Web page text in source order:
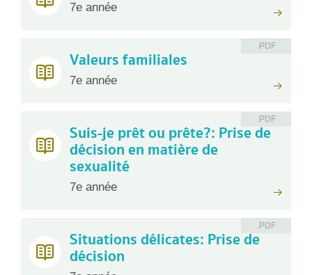
7e année
.PDF
Valeurs familiales
7e année
.PDF
Suis-je prêt ou prête?: Prise de
décision en matière de
sexualité
7e année
.PDF
Situations délicates: Prise de
décision